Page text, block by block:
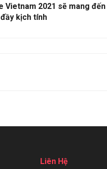
Vietnam 2021 sẽ mang
kịch tính
Liên Hệ